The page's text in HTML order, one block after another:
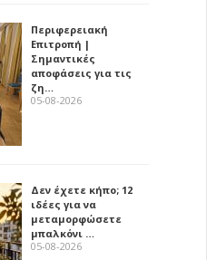
Περιφερειακή
Επιτροπή |
Σημαντικές
αποφάσεις για τις
ζη…
05-08-2026
Δεν έχετε κήπο; 12
ιδέες για να
μεταμορφώσετε
μπαλκόνι …
05-08-2026